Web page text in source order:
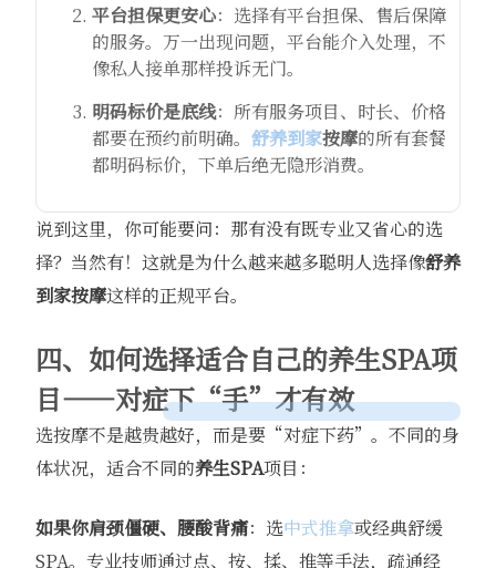
平台担保更安心：选择有平台担保、售后保障
的服务。万一出现问题，平台能介入处理，不
像私人接单那样投诉无门。
明码标价是底线：所有服务项目、时长、价格
都要在预约前明确。 舒养到家按摩的所有套餐
都明码标价，下单后绝无隐形消费。
说到这里，你可能要问：那有没有既专业又省心的选
择？当然有！这就是为什么越来越多聪明人选择像舒养
到家按摩这样的正规平台。
四、如何选择适合自己的养生SPA项
目——对症下“手”才有效
选按摩不是越贵越好，而是要“对症下药”。不同的身
体状况，适合不同的养生SPA项目：
如果你肩颈僵硬、腰酸背痛：选中式推拿或经典舒缓
SPA。专业技师通过点、按、揉、推等手法，疏通经